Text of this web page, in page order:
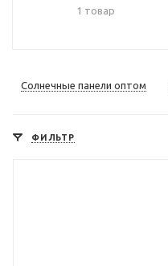
1 товар
Солнечные панели оптом
ФИЛЬТР